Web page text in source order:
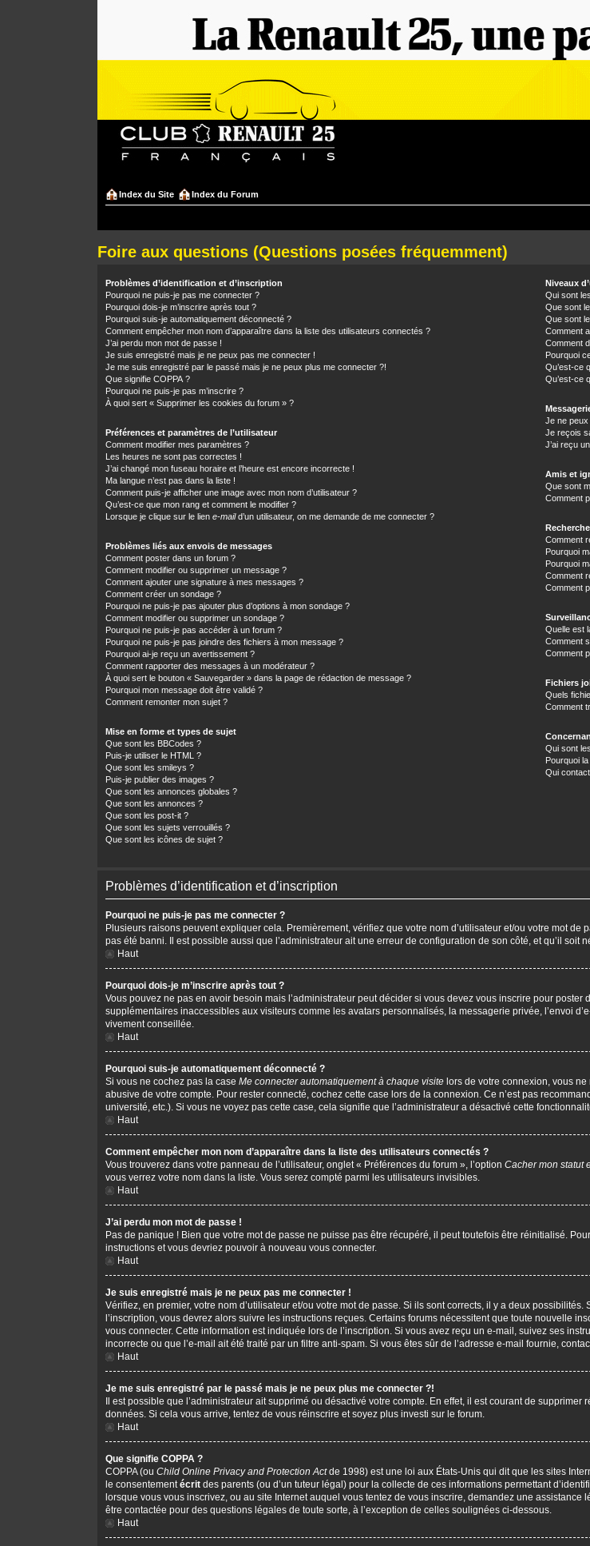
Index du Site Index du Forum
Foire aux questions (Questions posées fréquemment)
Problèmes d’identification et d’inscription
Pourquoi ne puis-je pas me connecter ?
Pourquoi dois-je m’inscrire après tout ?
Pourquoi suis-je automatiquement déconnecté ?
Comment empêcher mon nom d’apparaître dans la liste des utilisateurs connectés ?
J’ai perdu mon mot de passe !
Je suis enregistré mais je ne peux pas me connecter !
Je me suis enregistré par le passé mais je ne peux plus me connecter ?!
Que signifie COPPA ?
Pourquoi ne puis-je pas m’inscrire ?
À quoi sert « Supprimer les cookies du forum » ?
Préférences et paramètres de l’utilisateur
Comment modifier mes paramètres ?
Les heures ne sont pas correctes !
J’ai changé mon fuseau horaire et l’heure est encore incorrecte !
Ma langue n’est pas dans la liste !
Comment puis-je afficher une image avec mon nom d’utilisateur ?
Qu’est-ce que mon rang et comment le modifier ?
Lorsque je clique sur le lien e-maild’un utilisateur, on me demande de me connecter ?
Problèmes liés aux envois de messages
Comment poster dans un forum ?
Comment modifier ou supprimer un message ?
Comment ajouter une signature à mes messages ?
Comment créer un sondage ?
Pourquoi ne puis-je pas ajouter plus d’options à mon sondage ?
Comment modifier ou supprimer un sondage ?
Pourquoi ne puis-je pas accéder à un forum ?
Pourquoi ne puis-je pas joindre des fichiers à mon message ?
Pourquoi ai-je reçu un avertissement ?
Comment rapporter des messages à un modérateur ?
À quoi sert le bouton « Sauvegarder » dans la page de rédaction de message ?
Pourquoi mon message doit être validé ?
Comment remonter mon sujet ?
Mise en forme et types de sujet
Que sont les BBCodes ?
Puis-je utiliser le HTML ?
Que sont les smileys ?
Puis-je publier des images ?
Que sont les annonces globales ?
Que sont les annonces ?
Que sont les post-it ?
Que sont les sujets verrouillés ?
Que sont les icônes de sujet ?
Niveaux
Qui sont
Que sont
Que sont
Comment
Comment
Pourquoi
Qu’est-ce
Qu’est-ce
Je ne
Je reçois
J’ai reçu
Amis et
Que sont
Comment
Comment
Pourquoi
Pourquoi
Comment
Comment
Quelle est
Comment
Comment
Fichiers
Quels
Comment
Qui sont
Pourquoi
Qui
Problèmes d’identification et d’inscription
Pourquoi ne puis-je pas me connecter ?
Plusieurs raisons peuvent expliquer cela. Premièrement, vérifiez que votre nom d’utilisateur et/ou votre mot de
pas été banni. Il est possible aussi que l’administrateur ait une erreur de configuration de son côté, et qu’il soit
Haut
Pourquoi dois-je m’inscrire après tout ?
Vous pouvez ne pas en avoir besoin mais l’administrateur peut décider si vous devez vous inscrire pour
supplémentaires inaccessibles aux visiteurs comme les avatars personnalisés, la messagerie privée, l’envoi
vivement conseillée.
Haut
Pourquoi suis-je automatiquement déconnecté ?
Si vous ne cochez pas la case Me connecter automatiquement à chaque visite lors de votre connexion, vous
abusive de votre compte. Pour rester connecté, cochez cette case lors de la connexion. Ce n’est pas
université, etc.). Si vous ne voyez pas cette case, cela signifie que l’administrateur a désactivé cette
Haut
Comment empêcher mon nom d’apparaître dans la liste des utilisateurs connectés ?
Vous trouverez dans votre panneau de l’utilisateur, onglet « Préférences du forum », l’option Cacher mon statut
vous verrez votre nom dans la liste. Vous serez compté parmi les utilisateurs invisibles.
Haut
J’ai perdu mon mot de passe !
Pas de panique ! Bien que votre mot de passe ne puisse pas être récupéré, il peut toutefois être réinitialisé.
instructions et vous devriez pouvoir à nouveau vous connecter.
Haut
Je suis enregistré mais je ne peux pas me connecter !
Vérifiez, en premier, votre nom d’utilisateur et/ou votre mot de passe. Si ils sont corrects, il y a deux
l’inscription, vous devrez alors suivre les instructions reçues. Certains forums nécessitent que toute nouvelle
vous connecter. Cette information est indiquée lors de l’inscription. Si vous avez reçu un e-mail, suivez ses
incorrecte ou que l’e-mail ait été traité par un filtre anti-spam. Si vous êtes sûr de l’adresse e-mail fournie,
Haut
Je me suis enregistré par le passé mais je ne peux plus me connecter ?!
Il est possible que l’administrateur ait supprimé ou désactivé votre compte. En effet, il est courant de
données. Si cela vous arrive, tentez de vous réinscrire et soyez plus investi sur le forum.
Haut
Que signifie COPPA ?
COPPA (ou Child Online Privacy and Protection Actde 1998) est une loi aux États-Unis qui dit que les sites
le consentementécrit des parents (ou d’un tuteur légal) pour la collecte de ces informations permettant
lorsque vous vous inscrivez, ou au site Internet auquel vous tentez de vous inscrire, demandez une
être contactée pour des questions légales de toute sorte, à l’exception de celles soulignées ci-dessous.
Haut